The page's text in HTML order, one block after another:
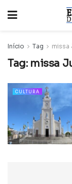
Início Tag missa
Tag: missa
CULTURA